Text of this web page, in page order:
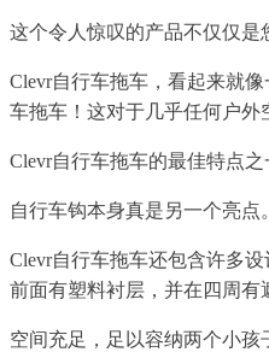
这个令人惊叹的产品不仅仅
Clevr自行车拖车，看起来就
车拖车！这对于几乎任何户外
Clevr自行车拖车的最佳特点
自行车钩本身真是另一个亮
Clevr自行车拖车还包含许多
前面有塑料衬层，并在四周有
空间充足，足以容纳两个小